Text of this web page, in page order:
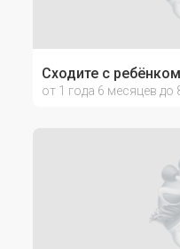
Сходите с
от 1 года 6 месяцев до